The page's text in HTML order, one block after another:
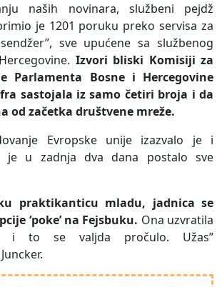
naših novinara, službeni pejdž
je 1201 poruku preko servisa za
sve upućene sa službenog
Izvori bliski Komisiji za
Parlamenta Bosne i Hercegovine
sastojala iz samo četiri broja i da
od začetka društvene mreže.
Evropske unije izazvalo je i
je u zadnja dva dana postalo sve
praktikanticu mladu, jadnica se
‘poke’ na Fejsbuku. Ona uzvratila
i to se valjda pročulo. Užas”